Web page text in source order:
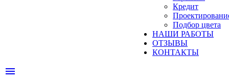
Кредит
Подбор цвета
НАШИ РАБОТЫ
ОТЗЫВЫ
КОНТАКТЫ
menu